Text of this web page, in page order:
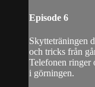
Episode 6
Skytteträningen
och tricks från
Telefonen ringer
i görningen.